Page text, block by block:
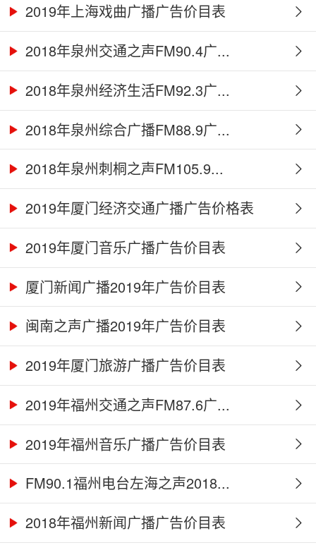
2019年上海戏曲广播广告价目表
2018年泉州交通之声FM90.4广...
2018年泉州经济生活FM92.3广...
2018年泉州综合广播FM88.9广...
2018年泉州刺桐之声FM105.9...
2019年厦门经济交通广播广告价格表
2019年厦门音乐广播广告价目表
厦门新闻广播2019年广告价目表
闽南之声广播2019年广告价目表
2019年厦门旅游广播广告价目表
2019年福州交通之声FM87.6广...
2019年福州音乐广播广告价目表
FM90.1福州电台左海之声2018...
2018年福州新闻广播广告价目表